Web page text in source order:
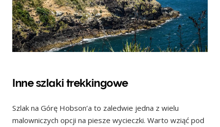
Inne szlaki trekkingowe
Szlak na Górę Hobson’a to zaledwie jedna z wielu
malowniczych opcji na piesze wycieczki. Warto wziąć pod